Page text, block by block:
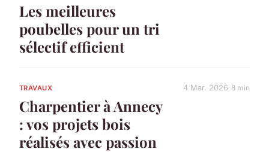
Les meilleures
poubelles pour un tri
sélectif efficient
TRAVAUX
Charpentier à Annecy
: vos projets bois
réalisés avec passion
4 Mar. 2026 8 min